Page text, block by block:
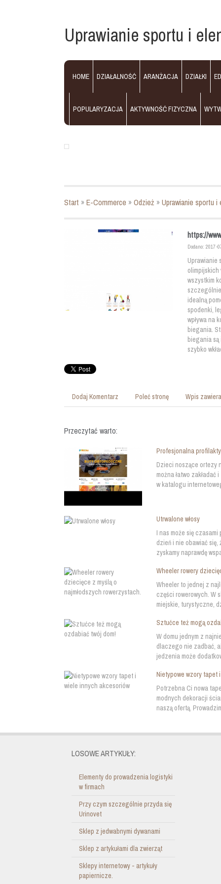
Uprawianie sportu i
HOME DZIAŁALNOŚĆ ARANŻACJA DZIAŁKI
POPULARYZACJA AKTYWNOŚĆ FIZYCZNA
Start »E-Commerce »Odzież »Uprawianie sportu
https://
Dodano: 2017-
Uprawianie
olimpijskich
wszystkim
idealną
spodenki,
wpływa na
biegania.
biegania są
szybko
Dodaj Komentarz Poleć stronę Wpis
Przeczytać warto:
Profesjonalna
Dzieci noszące ortezy
można łatwo
w katalogu
Utrwalone włosy
I nas może się czasami
dzień i nie obawiać
zyskamy naprawdę
Wheeler rowery
Wheeler to jednej z
części rowerowych. W
miejskie, turystyczne,
Sztućce też mogą
W domu jednym z
dlaczego nie zadbać,
jedzenia może
Nietypowe wzory tapet
Potrzebna Ci nowa
modnych dekoracji
naszą ofertą.
LOSOWE ARTYKUŁY:
Elementy do prowadzenia logistyki
w firmach
Przy czym szczególnie przyda się
Urinovet
Sklep z jedwabnymi dywanami
Sklep z artykułami dla zwierząt
Sklepy internetowy - artykuły
papiernicze.